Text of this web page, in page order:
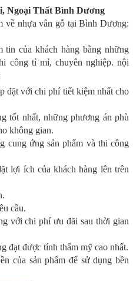
Ngoại Thất Bình Dương
về nhựa vân gỗ tại Bình Dương:
của khách hàng bằng những
công tỉ mỉ, chuyên nghiệp. nội
đặt với chi phí tiết kiệm nhất cho
tốt nhất, những phương án phù
không gian.
cung ứng sản phẩm và thi công
lợi ích của khách hàng lên trên
cầu.
với chi phí ưu đãi sau thời gian
đạt được tính thẩm mỹ cao nhất.
của sản phẩm để sử dụng bền